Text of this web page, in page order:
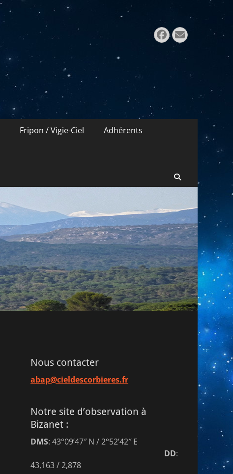
Facebook
E-
mail
Fripon / Vigie-Ciel Adhérents
Nous contacter
abap@cieldescorbieres.fr
Notre site d’observation à
Bizanet :
DMS: 43°09’47″ N / 2°52’42″ E
DD:
43,163 / 2,878